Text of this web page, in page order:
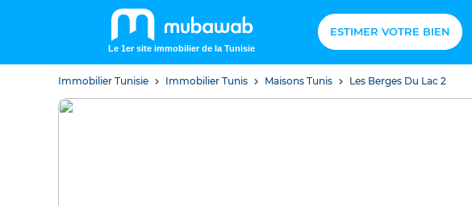
Le 1er site immobilier de la Tunisie
ESTIMER VOTRE BIEN
Immobilier Tunisie Immobilier Tunis Maisons Tunis Les Berges Du Lac 2